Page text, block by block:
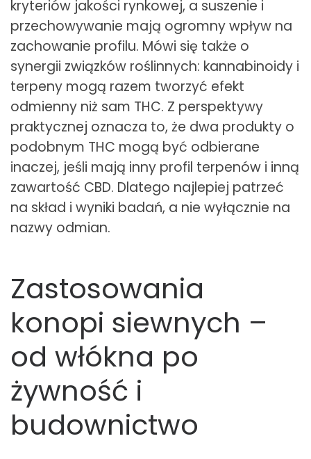
kryteriów jakości rynkowej, a suszenie i
przechowywanie mają ogromny wpływ na
zachowanie profilu. Mówi się także o
synergii związków roślinnych: kannabinoidy i
terpeny mogą razem tworzyć efekt
odmienny niż sam THC. Z perspektywy
praktycznej oznacza to, że dwa produkty o
podobnym THC mogą być odbierane
inaczej, jeśli mają inny profil terpenów i inną
zawartość CBD. Dlatego najlepiej patrzeć
na skład i wyniki badań, a nie wyłącznie na
nazwy odmian.
Zastosowania
konopi siewnych –
od włókna po
żywność i
budownictwo